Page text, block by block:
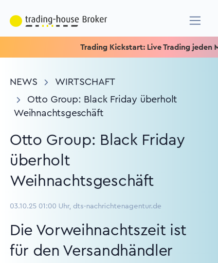
Trading Kickstart: Live Trading jeden
NEWS
WIRTSCHAFT
Otto Group: Black Friday überholt
Weihnachtsgeschäft
Otto Group: Black Friday
überholt
Weihnachtsgeschäft
03.10.25 01:00 Uhr, dts-nachrichtenagentur.de
Die Vorweihnachtszeit ist
für den Versandhändler